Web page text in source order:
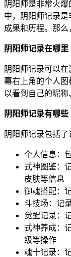
阴阳师是非常火
中，阴阳师记录
成果和历程。那么
阴阳师记录在哪里
阴阳师记录可以
幕右上角的个人
以看到自己的昵称
阴阳师记录有哪些
阴阳师记录包括了
个人信息：
式神图鉴：
皮肤等信息
御魂搭配：
斗技场：记
觉醒记录：
式神养成：
级等操作
魂十记录：